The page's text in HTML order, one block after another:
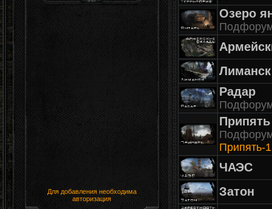
Для добавления необходима
авторизация
Озеро
Лиманск
Радар
Припять
Припять-1
ЧАЭС
Затон